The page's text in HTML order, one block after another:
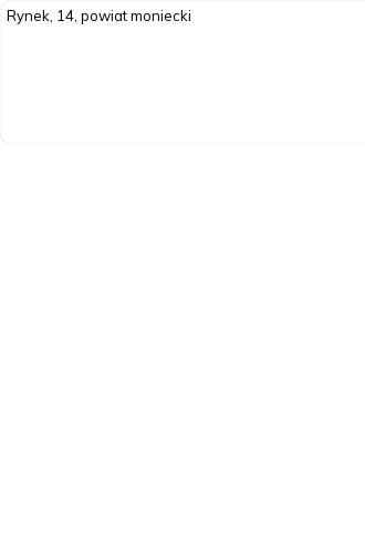
Rynek, 14, powiat moniecki